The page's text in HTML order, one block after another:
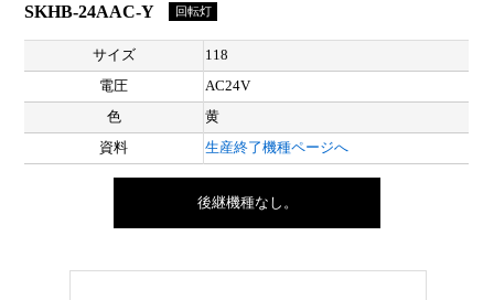
SKHB-24AAC-Y 回転灯
サイズ
118
電圧
AC24V
色
黄
資料
生産終了機種ページへ
後継機種なし。